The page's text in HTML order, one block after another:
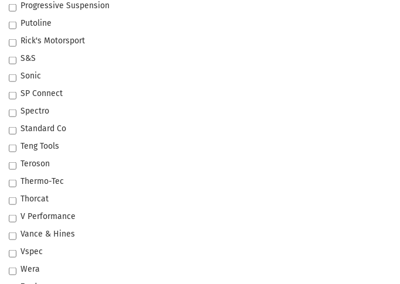
Progressive Suspension
Putoline
Rick's Motorsport
S&S
Sonic
SP Connect
Spectro
Standard Co
Teng Tools
Teroson
Thermo-Tec
Thorcat
V Performance
Vance & Hines
Vspec
Wera